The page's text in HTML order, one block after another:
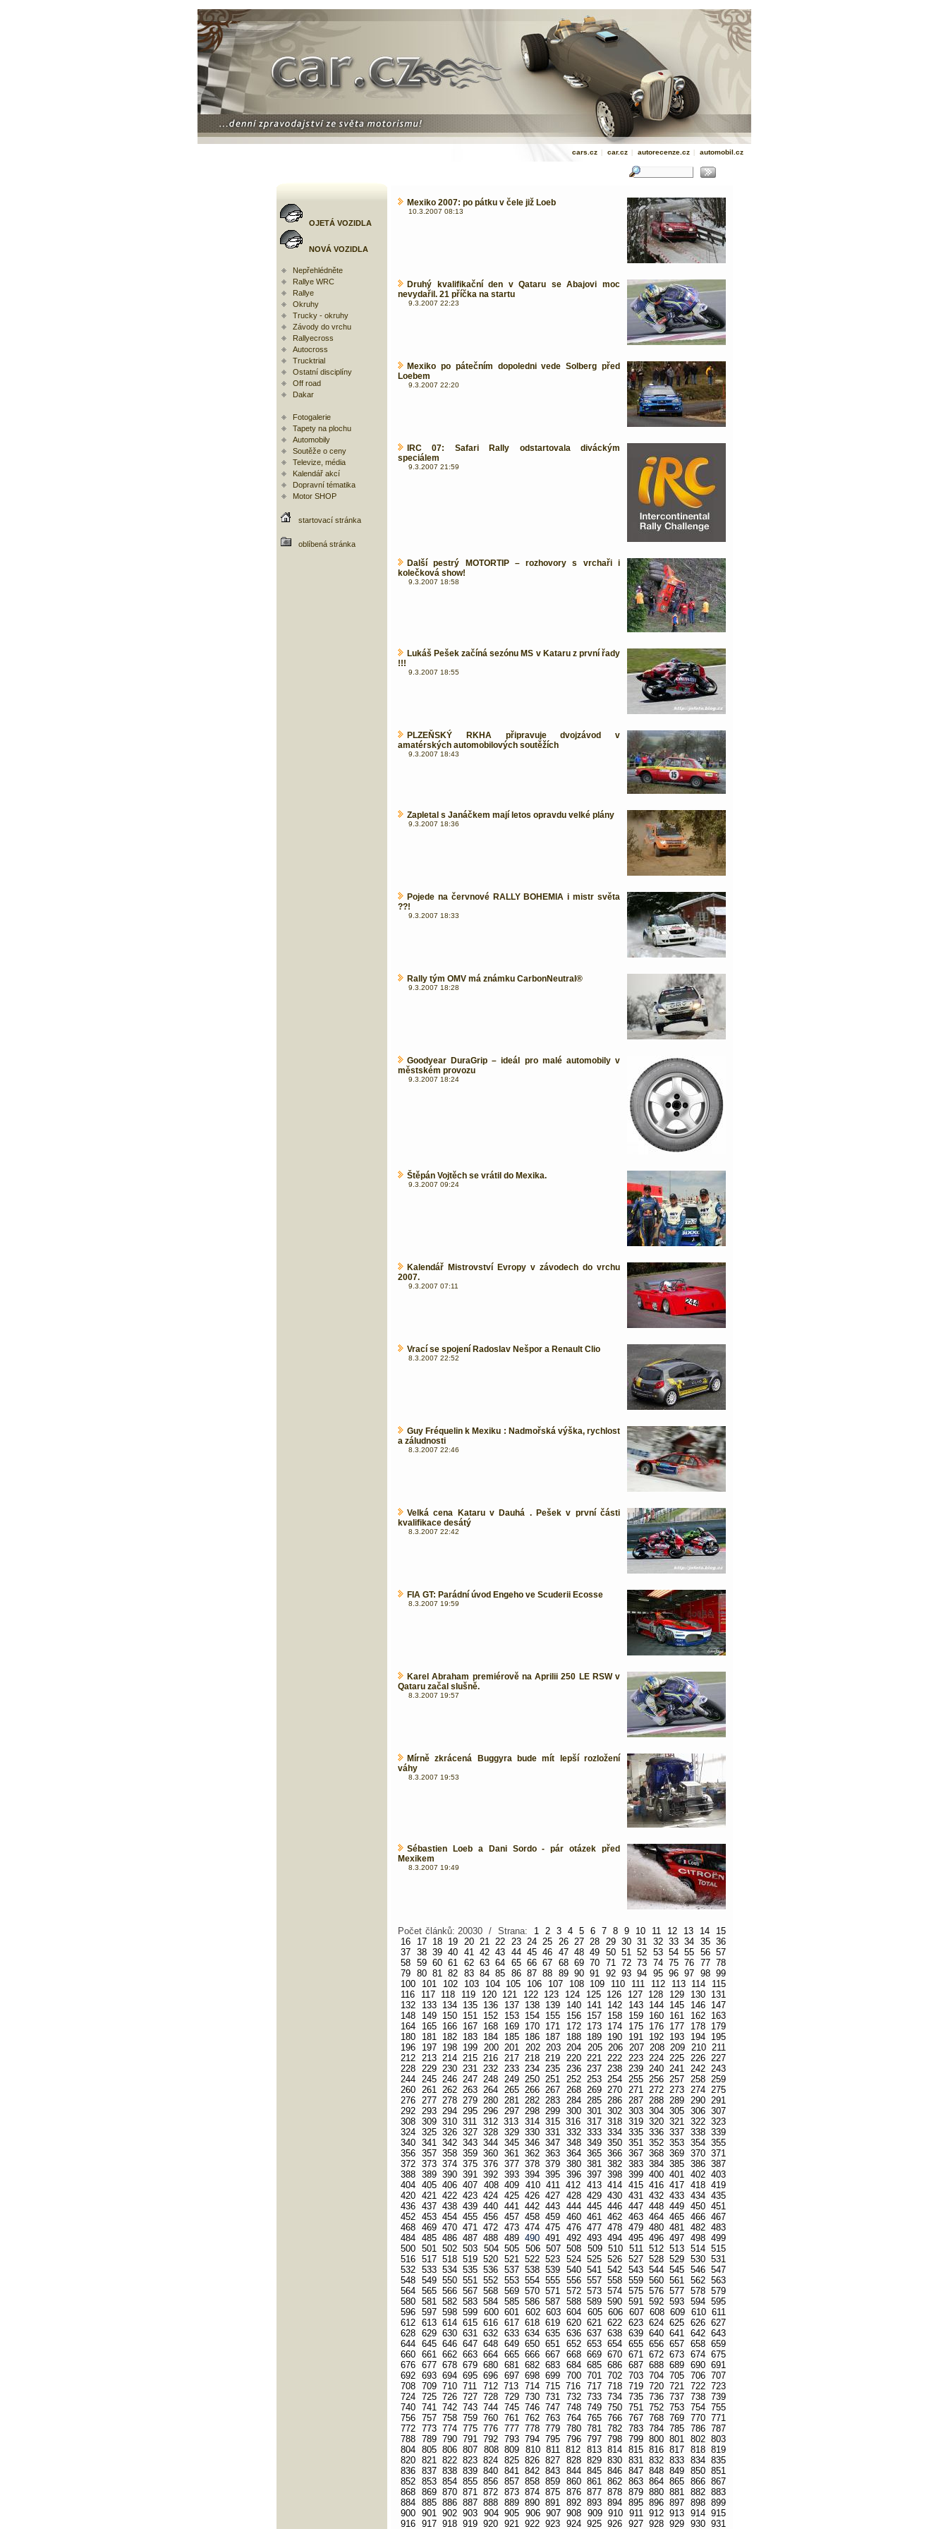
cars.cz | car.cz | autorecenze.cz | automobil.cz
OJETÁ VOZIDLA
NOVÁ VOZIDLA
Nepřehlédněte
Rallye WRC
Rallye
Okruhy
Trucky - okruhy
Závody do vrchu
Rallyecross
Autocross
Trucktrial
Ostatní disciplíny
Off road
Dakar
Fotogalerie
Tapety na plochu
Automobily
Soutěže o ceny
Televize, média
Kalendář akcí
Dopravní tématika
Motor SHOP
startovací stránka
oblíbená stránka
Mexiko 2007: po pátku v čele již Loeb
10.3.2007 08:13
Druhý kvalifikační den v Qataru se Abajovi moc
nevydařil. 21 příčka na startu
9.3.2007 22:23
Mexiko po pátečním dopoledni vede Solberg před
Loebem
9.3.2007 22:20
IRC 07: Safari Rally odstartovala diváckým
speciálem
9.3.2007 21:59
Další pestrý MOTORTIP – rozhovory s vrchaři i
kolečková show!
9.3.2007 18:58
Lukáš Pešek začíná sezónu MS v Kataru z první řady
!!!
9.3.2007 18:55
PLZEŇSKÝ RKHA připravuje dvojzávod v
amatérských automobilových soutěžích
9.3.2007 18:43
Zapletal s Janáčkem mají letos opravdu velké plány
9.3.2007 18:36
Pojede na červnové RALLY BOHEMIA i mistr světa
??!
9.3.2007 18:33
Rally tým OMV má známku CarbonNeutral®
9.3.2007 18:28
Goodyear DuraGrip – ideál pro malé automobily v
městském provozu
9.3.2007 18:24
Štěpán Vojtěch se vrátil do Mexika.
9.3.2007 09:24
Kalendář Mistrovství Evropy v závodech do vrchu
2007.
9.3.2007 07:11
Vrací se spojení Radoslav Nešpor a Renault Clio
8.3.2007 22:52
Guy Fréquelin k Mexiku : Nadmořská výška, rychlost
a záludnosti
8.3.2007 22:46
Velká cena Kataru v Dauhá . Pešek v první části
kvalifikace desátý
8.3.2007 22:42
FIA GT: Parádní úvod Engeho ve Scuderii Ecosse
8.3.2007 19:59
Karel Abraham premiérově na Aprilii 250 LE RSW v
Qataru začal slušně.
8.3.2007 19:57
Mírně zkrácená Buggyra bude mít lepší rozložení
váhy
8.3.2007 19:53
Sébastien Loeb a Dani Sordo - pár otázek před
Mexikem
8.3.2007 19:49
Počet článků: 20030 / Strana: 1 2 3 4 5 6 7 8 9 10 11 12 13 14
15
16
17 18 19 20 21 22 23 24 25 26 27 28 29 30 31 32 33 34 35 36
37 38 39 40 41 42 43 44 45 46 47 48 49 50 51 52 53 54 55 56 57
58 59 60 61 62 63 64 65 66 67 68 69 70 71 72 73 74 75 76 77 78
79 80 81 82 83 84 85 86 87 88 89 90 91 92 93 94 95 96 97 98 99
100
101 102 103 104 105 106 107 108 109 110 111 112 113 114
115
116
117 118 119 120 121 122 123 124 125 126 127 128 129 130
131
132
133 134 135 136 137 138 139 140 141 142 143 144 145 146
147
148
149 150 151 152 153 154 155 156 157 158 159 160 161 162
163
164
165 166 167 168 169 170 171 172 173 174 175 176 177 178
179
180
181 182 183 184 185 186 187 188 189 190 191 192 193 194
195
196
197 198 199 200 201 202 203 204 205 206 207 208 209 210 211
212 213 214 215 216 217 218 219 220 221 222 223 224 225 226 227
228 229 230 231 232 233 234 235 236 237 238 239 240 241 242 243
244 245 246 247 248 249 250 251 252 253 254 255 256 257 258 259
260 261 262 263 264 265 266 267 268 269 270 271 272 273 274 275
276 277 278 279 280 281 282 283 284 285 286 287 288 289 290 291
292 293 294 295 296 297 298 299 300 301 302 303 304 305 306 307
308 309 310 311 312 313 314 315 316 317 318 319 320 321 322 323
324 325 326 327 328 329 330 331 332 333 334 335 336 337 338 339
340 341 342 343 344 345 346 347 348 349 350 351 352 353 354 355
356 357 358 359 360 361 362 363 364 365 366 367 368 369 370 371
372 373 374 375 376 377 378 379 380 381 382 383 384 385 386 387
388 389 390 391 392 393 394 395 396 397 398 399 400 401 402 403
404 405 406 407 408 409 410 411 412 413 414 415 416 417 418 419
420 421 422 423 424 425 426 427 428 429 430 431 432 433 434 435
436 437 438 439 440 441 442 443 444 445 446 447 448 449 450 451
452 453 454 455 456 457 458 459 460 461 462 463 464 465 466 467
468 469 470 471 472 473 474 475 476 477 478 479 480 481 482 483
484 485 486 487 488 489 490 491 492 493 494 495 496 497 498 499
500 501 502 503 504 505 506 507 508 509 510 511 512 513 514 515
516 517 518 519 520 521 522 523 524 525 526 527 528 529 530 531
532 533 534 535 536 537 538 539 540 541 542 543 544 545 546 547
548 549 550 551 552 553 554 555 556 557 558 559 560 561 562 563
564 565 566 567 568 569 570 571 572 573 574 575 576 577 578 579
580 581 582 583 584 585 586 587 588 589 590 591 592 593 594 595
596 597 598 599 600 601 602 603 604 605 606 607 608 609 610 611
612 613 614 615 616 617 618 619 620 621 622 623 624 625 626 627
628 629 630 631 632 633 634 635 636 637 638 639 640 641 642 643
644 645 646 647 648 649 650 651 652 653 654 655 656 657 658 659
660 661 662 663 664 665 666 667 668 669 670 671 672 673 674 675
676 677 678 679 680 681 682 683 684 685 686 687 688 689 690 691
692 693 694 695 696 697 698 699 700 701 702 703 704 705 706 707
708 709 710 711 712 713 714 715 716 717 718 719 720 721 722 723
724 725 726 727 728 729 730 731 732 733 734 735 736 737 738 739
740 741 742 743 744 745 746 747 748 749 750 751 752 753 754 755
756 757 758 759 760 761 762 763 764 765 766 767 768 769 770 771
772 773 774 775 776 777 778 779 780 781 782 783 784 785 786 787
788 789 790 791 792 793 794 795 796 797 798 799 800 801 802 803
804 805 806 807 808 809 810 811 812 813 814 815 816 817 818 819
820 821 822 823 824 825 826 827 828 829 830 831 832 833 834 835
836 837 838 839 840 841 842 843 844 845 846 847 848 849 850 851
852 853 854 855 856 857 858 859 860 861 862 863 864 865 866 867
868 869 870 871 872 873 874 875 876 877 878 879 880 881 882 883
884 885 886 887 888 889 890 891 892 893 894 895 896 897 898 899
900 901 902 903 904 905 906 907 908 909 910 911 912 913 914 915
916 917 918 919 920 921 922 923 924 925 926 927 928 929 930 931